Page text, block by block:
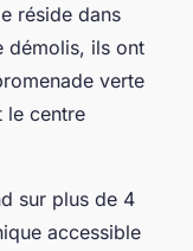
réside dans
démolis, ils ont
verte
le centre
sur plus de 4
accessible